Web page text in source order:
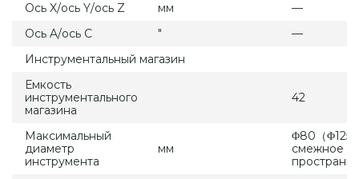
Ось X/ось Y/ось Z
мм
—
Ось A/ось C
″
—
Инструментальный магазин
Емкость
инструментального
магазина
42
Максимальный
диаметр
инструмента
мм
Φ80（Φ125
смежное